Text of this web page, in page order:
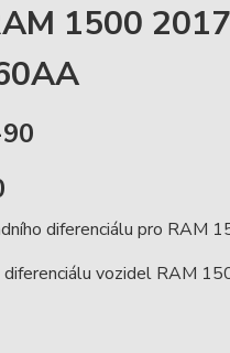
1500
diferenciálu pro RAM
diferenciálu vozidel RAM